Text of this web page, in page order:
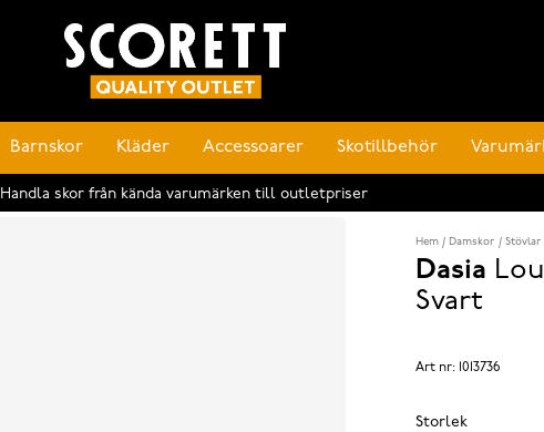
Barnskor Kläder Accessoarer Skotillbehör
Handla skor från kända varumärken till outletpriser
Hem Damskor Stövlar
Dasia
Svart
Art nr: 1013736
Storlek